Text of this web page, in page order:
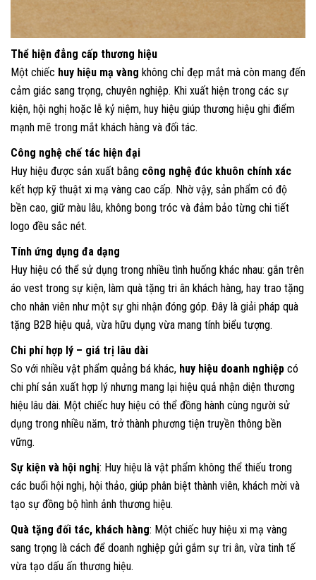
Thể hiện đẳng cấp thương hiệu
Một chiếc huy hiệu mạ vàng không chỉ đẹp mắt mà còn mang đến
cảm giác sang trọng, chuyên nghiệp. Khi xuất hiện trong các sự
kiện, hội nghị hoặc lễ kỷ niệm, huy hiệu giúp thương hiệu ghi điểm
mạnh mẽ trong mắt khách hàng và đối tác.
Công nghệ chế tác hiện đại
Huy hiệu được sản xuất bằng công nghệ đúc khuôn chính xác
kết hợp kỹ thuật xi mạ vàng cao cấp. Nhờ vậy, sản phẩm có độ
bền cao, giữ màu lâu, không bong tróc và đảm bảo từng chi tiết
logo đều sắc nét.
Tính ứng dụng đa dạng
Huy hiệu có thể sử dụng trong nhiều tình huống khác nhau: gắn trên
áo vest trong sự kiện, làm quà tặng tri ân khách hàng, hay trao tặng
cho nhân viên như một sự ghi nhận đóng góp. Đây là giải pháp quà
tặng B2B hiệu quả, vừa hữu dụng vừa mang tính biểu tượng.
Chi phí hợp lý – giá trị lâu dài
So với nhiều vật phẩm quảng bá khác, huy hiệu doanh nghiệp có
chi phí sản xuất hợp lý nhưng mang lại hiệu quả nhận diện thương
hiệu lâu dài. Một chiếc huy hiệu có thể đồng hành cùng người sử
dụng trong nhiều năm, trở thành phương tiện truyền thông bền
vững.
Sự kiện và hội nghị: Huy hiệu là vật phẩm không thể thiếu trong
các buổi hội nghị, hội thảo, giúp phân biệt thành viên, khách mời và
tạo sự đồng bộ hình ảnh thương hiệu.
Quà tặng đối tác, khách hàng: Một chiếc huy hiệu xi mạ vàng
sang trọng là cách để doanh nghiệp gửi gắm sự tri ân, vừa tinh tế
vừa tạo dấu ấn thương hiệu.